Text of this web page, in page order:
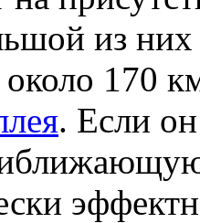
из них
около 170
. Если